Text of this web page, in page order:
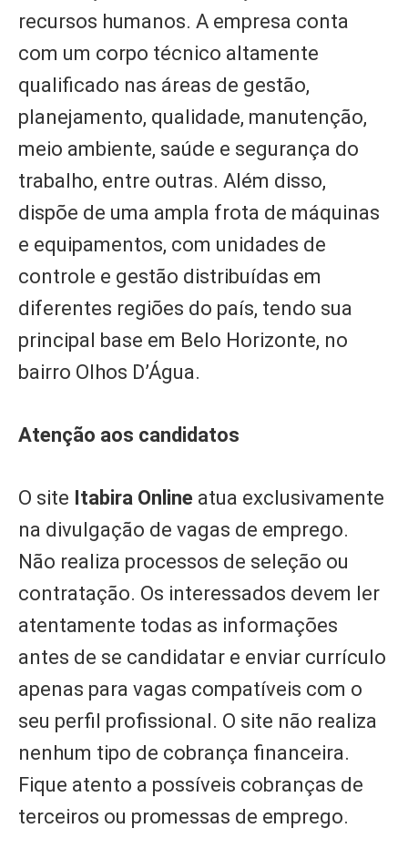
recursos humanos. A empresa conta
com um corpo técnico altamente
qualificado nas áreas de gestão,
planejamento, qualidade, manutenção,
meio ambiente, saúde e segurança do
trabalho, entre outras. Além disso,
dispõe de uma ampla frota de máquinas
e equipamentos, com unidades de
controle e gestão distribuídas em
diferentes regiões do país, tendo sua
principal base em Belo Horizonte, no
bairro Olhos D’Água.
Atenção aos candidatos
O site Itabira Online atua exclusivamente
na divulgação de vagas de emprego.
Não realiza processos de seleção ou
contratação. Os interessados devem ler
atentamente todas as informações
antes de se candidatar e enviar currículo
apenas para vagas compatíveis com o
seu perfil profissional. O site não realiza
nenhum tipo de cobrança financeira.
Fique atento a possíveis cobranças de
terceiros ou promessas de emprego.